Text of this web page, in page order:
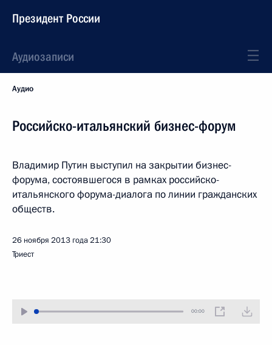
Президент России
Аудиозаписи
Аудио
Российско-итальянский бизнес-форум
Владимир Путин выступил на закрытии бизнес-
форума, состоявшегося в рамках российско-
итальянского форума-диалога по линии гражданских
обществ.
26 ноября 2013 года21:30
Триест
00:00